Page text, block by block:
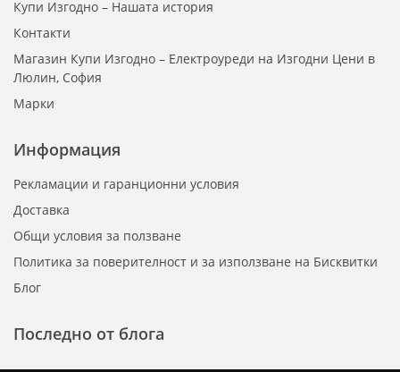
Информация
Рекламации и гаранционни условия
Доставка
Общи условия за ползване
Политика за поверителност и за използване на Бисквитки
Блог
Купи Изгодно – Нашата история
Контакти
Магазин Купи Изгодно – Електроуреди на Изгодни Цени в
Люлин, София
Марки
Последно от блога